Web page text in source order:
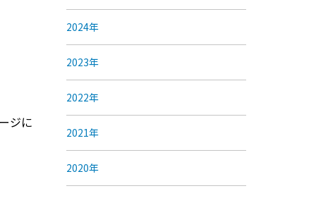
ジに
2024年
2023年
2022年
2021年
2020年